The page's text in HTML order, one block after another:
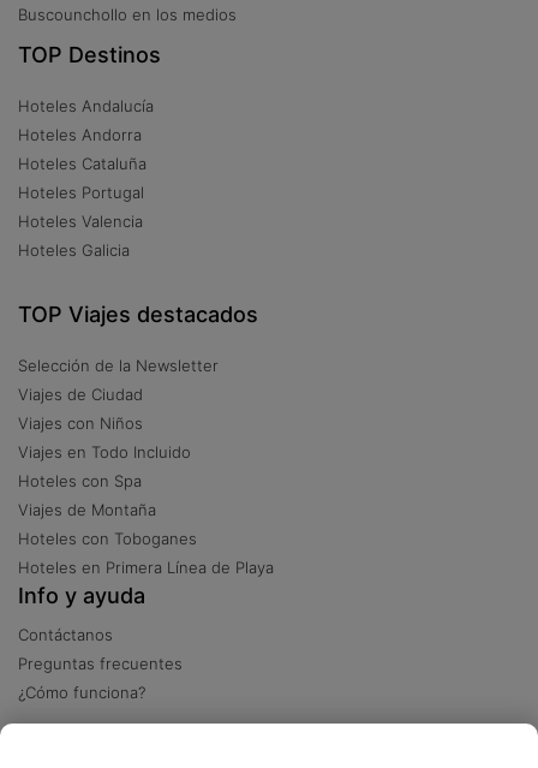
Buscounchollo en los medios
TOP Destinos
Hoteles Andalucía
Hoteles Andorra
Hoteles Cataluña
Hoteles Portugal
Hoteles Valencia
Hoteles Galicia
TOP Viajes destacados
Selección de la Newsletter
Viajes de Ciudad
Viajes con Niños
Viajes en Todo Incluido
Hoteles con Spa
Viajes de Montaña
Hoteles con Toboganes
Hoteles en Primera Línea de Playa
Info y ayuda
Contáctanos
Preguntas frecuentes
¿Cómo funciona?